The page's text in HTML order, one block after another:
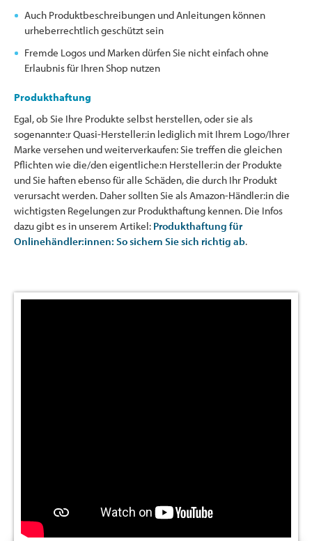
Auch Produktbeschreibungen und Anleitungen können
urheberrechtlich geschützt sein
Fremde Logos und Marken dürfen Sie nicht einfach ohne
Erlaubnis für Ihren Shop nutzen
Produkthaftung
Egal, ob Sie Ihre Produkte selbst herstellen, oder sie als
sogenannte:r Quasi-Hersteller:in lediglich mit Ihrem Logo/Ihrer
Marke versehen und weiterverkaufen: Sie treffen die gleichen
Pflichten wie die/den eigentliche:n Hersteller:in der Produkte
und Sie haften ebenso für alle Schäden, die durch Ihr Produkt
verursacht werden. Daher sollten Sie als Amazon-Händler:in die
wichtigsten Regelungen zur Produkthaftung kennen. Die Infos
dazu gibt es in unserem Artikel: Produkthaftung für
Onlinehändler:innen: So sichern Sie sich richtig ab.